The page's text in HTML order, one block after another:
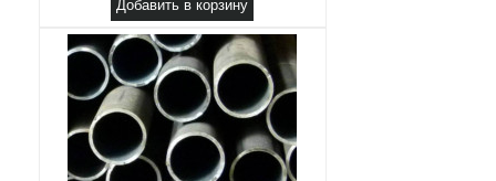
Добавить в корзину